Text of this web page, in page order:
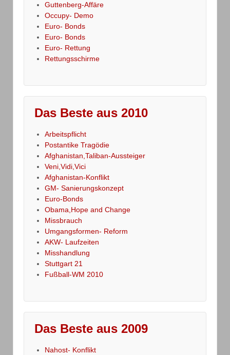
Guttenberg-Affäre
Occupy- Demo
Euro- Bonds
Euro- Bonds
Euro- Rettung
Rettungsschirme
Das Beste aus 2010
Arbeitspflicht
Postantike Tragödie
Afghanistan,Taliban-Aussteiger
Veni,Vidi,Vici
Afghanistan-Konflikt
GM- Sanierungskonzept
Euro-Bonds
Obama,Hope and Change
Missbrauch
Umgangsformen- Reform
AKW- Laufzeiten
Misshandlung
Stuttgart 21
Fußball-WM 2010
Das Beste aus 2009
Nahost- Konflikt